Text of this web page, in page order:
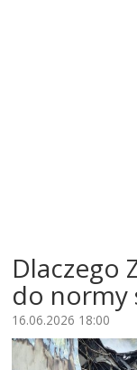
Dlaczego
do normy
16.06.2026 18:00